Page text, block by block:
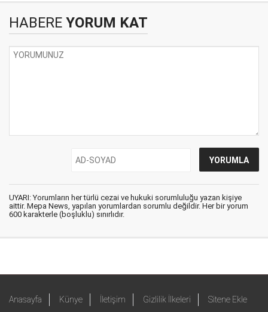
HABERE YORUM KAT
UYARI: Yorumların her türlü cezai ve hukuki sorumluluğu yazan kişiye
aittir. Mepa News, yapılan yorumlardan sorumlu değildir. Her bir yorum
600 karakterle (boşluklu) sınırlıdır.
Anasayfa Künye İletişim Gizlilik İlkeleri Sitene Ekle